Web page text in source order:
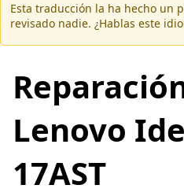
Esta traducción la ha hecho un
revisado nadie. ¿Hablas este
Lenovo
17AST